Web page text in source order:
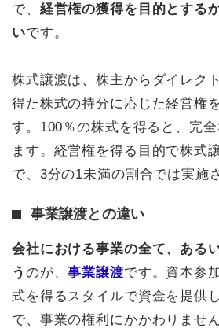
で、 経営権の獲得を目的とする
いです。
株式譲渡は、株主からダイレク
得た株式の持分に応じた経営権
す。100％の株式を得ると、完
ます。経営権を得る目的で株式
で、3分の1未満の割合では実施
事業譲渡との違い
会社における事業の全て、ある
う のが、事業譲渡です。資本参
式を得るスタイルで資金を提供
で、事業の権利にかかわりません